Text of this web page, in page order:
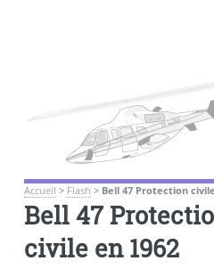
Accueil > Flash > Bell 47 Protection
Bell 47
civile en 1962